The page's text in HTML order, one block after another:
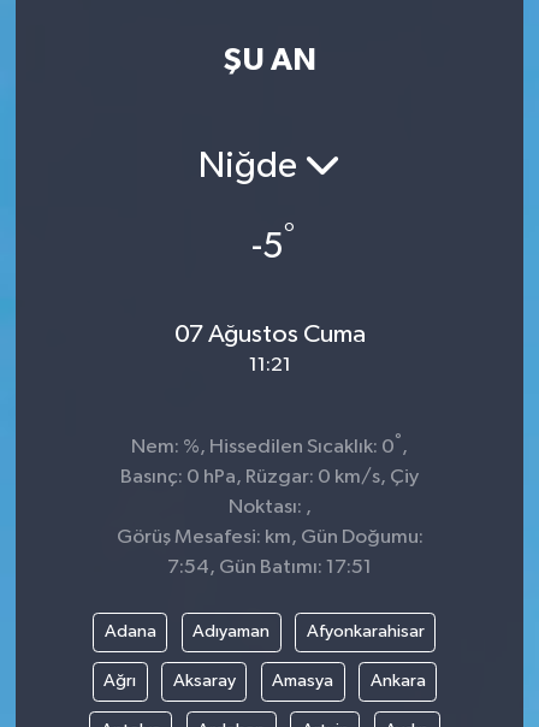
ŞU AN
Niğde
-5°
07 Ağustos Cuma
11:21
Nem: %, Hissedilen Sıcaklık: 0° ,
Basınç: 0 hPa, Rüzgar: 0 km/s, Çiy
Noktası: ,
Görüş Mesafesi: km, Gün Doğumu:
7:54, Gün Batımı: 17:51
Adana Adıyaman Afyonkarahisar
Ağrı Aksaray Amasya Ankara
Tarih - Kültür - Sanat - Turizm
Son Dakika Haberleri